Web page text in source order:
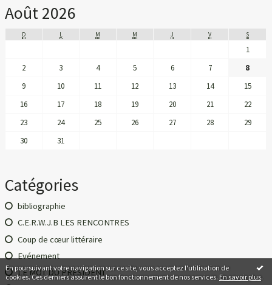
En poursuivant votre navigation sur ce site, vous acceptez l'utilisation de
cookies. Ces derniers assurent le bon fonctionnement de nos services. En savoir plus.
Août 2026
D L M M J V S
1
2
3 4 5 6 7
8
9
10 11 12 13 14
15
16
17 18 19 20 21
22
23
24 25 26 27 28
29
30
31
Catégories
bibliographie
C.E.R.W.J.B LES RENCONTRES
Coup de cœur littéraire
Evénement
LE MOT DU PRESIDENT